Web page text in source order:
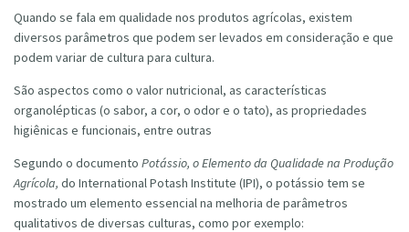
Quando se fala em qualidade nos produtos agrícolas, existem
diversos parâmetros que podem ser levados em consideração e que
podem variar de cultura para cultura.
São aspectos como o valor nutricional, as características
organolépticas (o sabor, a cor, o odor e o tato), as propriedades
higiênicas e funcionais, entre outras
Segundo o documento Potássio, o Elemento da Qualidade na Produção
Agrícola, do International Potash Institute (IPI), o potássio tem se
mostrado um elemento essencial na melhoria de parâmetros
qualitativos de diversas culturas, como por exemplo: